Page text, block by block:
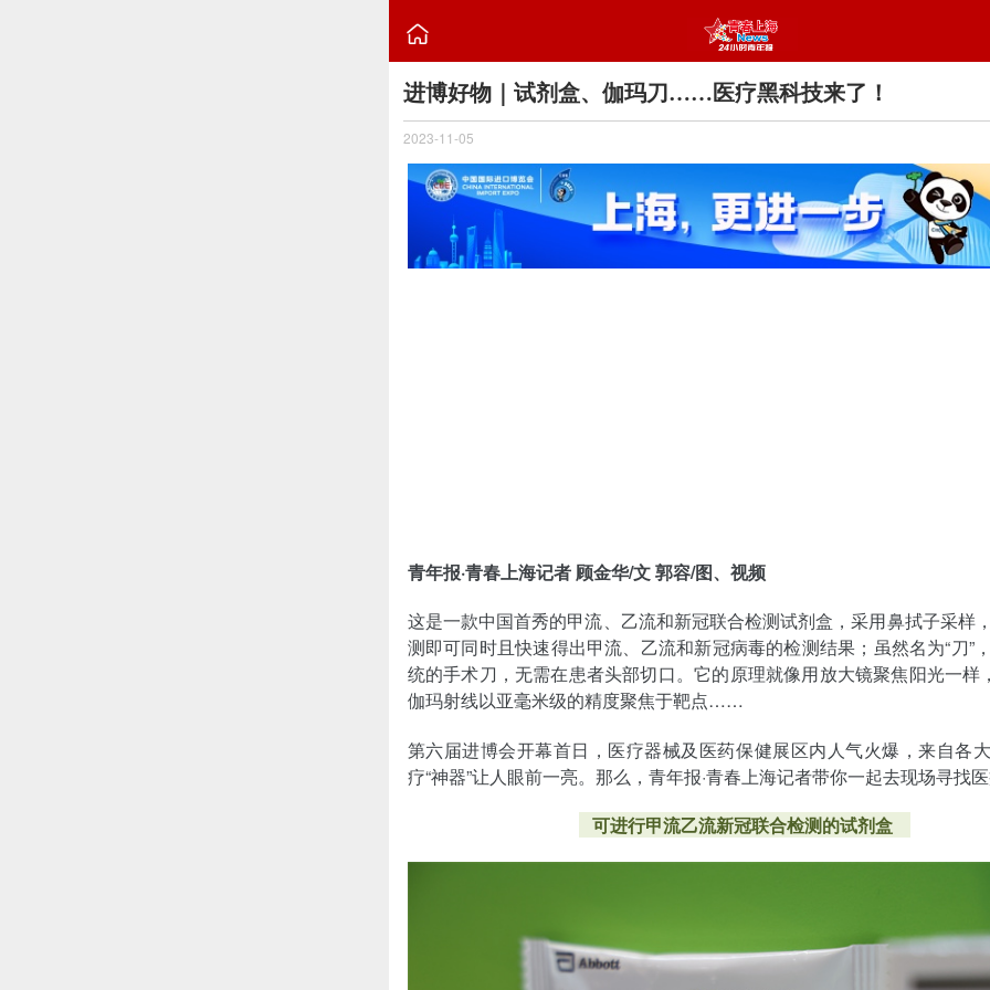

进博好物｜试剂盒、伽玛刀……医疗黑科技来了！
2023-11-05
青年报·青春上海记者 顾金华/文 郭容/图、视频
这是一款中国首秀的甲流、乙流和新冠联合检测试剂盒，采用鼻拭子采样
测即可同时且快速得出甲流、乙流和新冠病毒的检测结果；虽然名为“刀”
统的手术刀，无需在患者头部切口。它的原理就像用放大镜聚焦阳光一样
伽玛射线以亚毫米级的精度聚焦于靶点……
第六届进博会开幕首日，医疗器械及医药保健展区内人气火爆，来自各
疗“神器”让人眼前一亮。那么，青年报·青春上海记者带你一起去现场寻找
可进行甲流乙流新冠联合检测的试剂盒